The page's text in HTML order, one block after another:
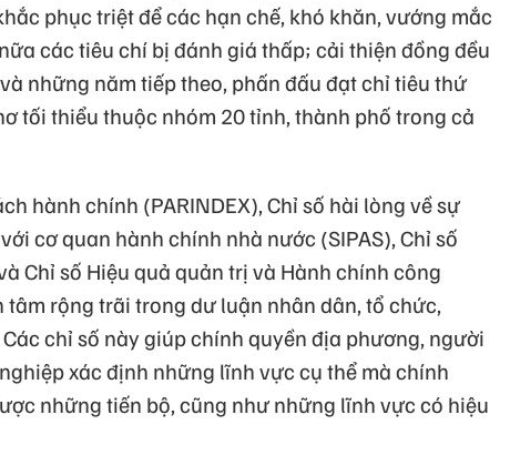
phục triệt để các hạn chế, khó khăn, vướng mắc
các tiêu chí bị đánh giá thấp; cải thiện đồng đều
những năm tiếp theo, phấn đấu đạt chỉ tiêu thứ
tối thiểu thuộc nhóm 20 tỉnh, thành phố trong cả
hành chính (PARINDEX), Chỉ số hài lòng về sự
cơ quan hành chính nhà nước (SIPAS), Chỉ số
Chỉ số Hiệu quả quản trị và Hành chính công
tâm rộng trãi trong dư luận nhân dân, tổ chức,
chỉ số này giúp chính quyền địa phương, người
xác định những lĩnh vực cụ thể mà chính
những tiến bộ, cũng như những lĩnh vực có hiệu